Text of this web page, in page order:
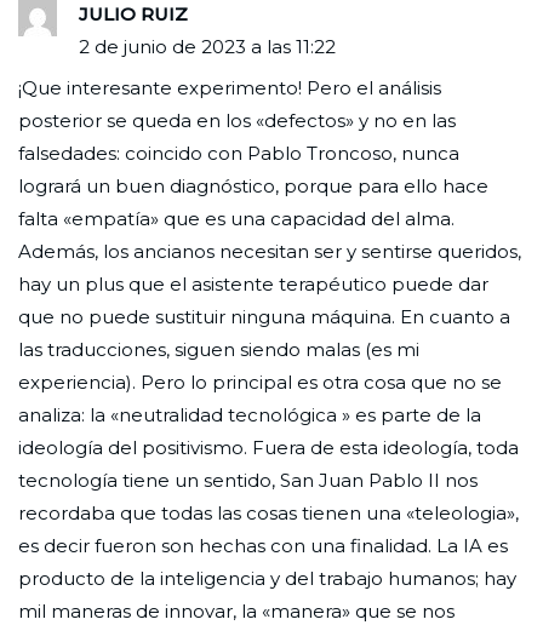
JULIO RUIZ
2 de junio de 2023 a las 11:22
¡Que interesante experimento! Pero el análisis
posterior se queda en los «defectos» y no en las
falsedades: coincido con Pablo Troncoso, nunca
logrará un buen diagnóstico, porque para ello hace
falta «empatía» que es una capacidad del alma.
Además, los ancianos necesitan ser y sentirse queridos,
hay un plus que el asistente terapéutico puede dar
que no puede sustituir ninguna máquina. En cuanto a
las traducciones, siguen siendo malas (es mi
experiencia). Pero lo principal es otra cosa que no se
analiza: la «neutralidad tecnológica » es parte de la
ideología del positivismo. Fuera de esta ideología, toda
tecnología tiene un sentido, San Juan Pablo II nos
recordaba que todas las cosas tienen una «teleologia»,
es decir fueron son hechas con una finalidad. La IA es
producto de la inteligencia y del trabajo humanos; hay
mil maneras de innovar, la «manera» que se nos